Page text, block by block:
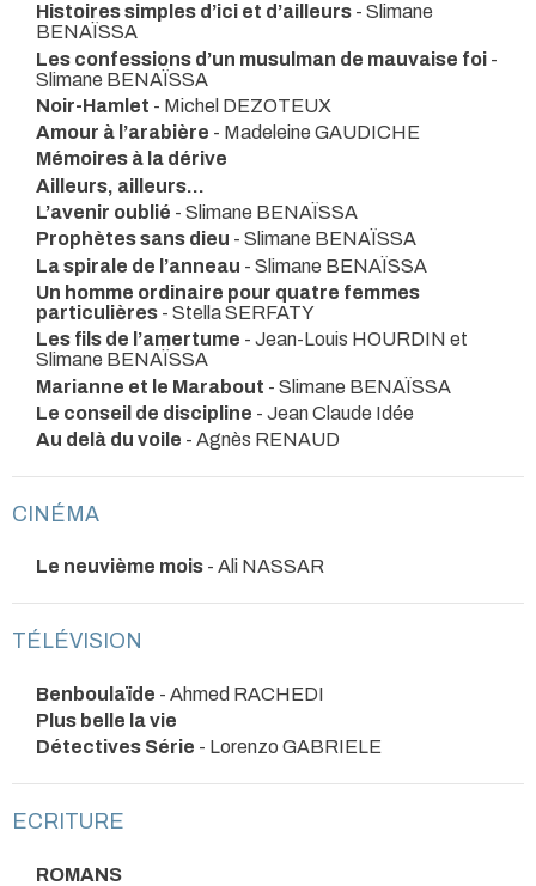
Histoires simples d’ici et d’ailleurs - Slimane
BENAÏSSA
Les confessions d’un musulman de mauvaise foi -
Slimane BENAÏSSA
Noir-Hamlet - Michel DEZOTEUX
Amour à l’arabière - Madeleine GAUDICHE
Mémoires à la dérive
Ailleurs, ailleurs…
L’avenir oublié - Slimane BENAÏSSA
Prophètes sans dieu - Slimane BENAÏSSA
La spirale de l’anneau - Slimane BENAÏSSA
Un homme ordinaire pour quatre femmes
particulières - Stella SERFATY
Les fils de l’amertume - Jean-Louis HOURDIN et
Slimane BENAÏSSA
Marianne et le Marabout - Slimane BENAÏSSA
Le conseil de discipline - Jean Claude Idée
Au delà du voile - Agnès RENAUD
CINÉMA
Le neuvième mois - Ali NASSAR
TÉLÉVISION
Benboulaïde - Ahmed RACHEDI
Plus belle la vie
Détectives Série - Lorenzo GABRIELE
ECRITURE
ROMANS